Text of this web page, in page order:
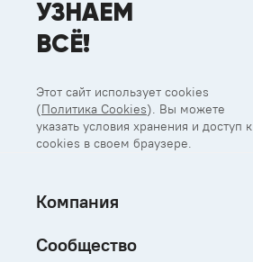
УЗНАЕМ
ВСЁ!
Этот сайт использует cookies
(Политика Cookies). Вы можете
указать условия хранения и доступ к
cookies в своем браузере.
Компания
Сообщество